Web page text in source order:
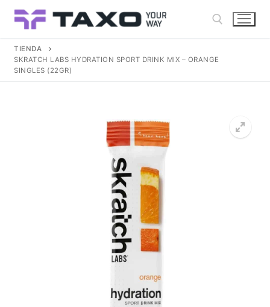
TIENDA
SKRATCH LABS HYDRATION SPORT DRINK MIX – ORANGE
SINGLES (22GR)